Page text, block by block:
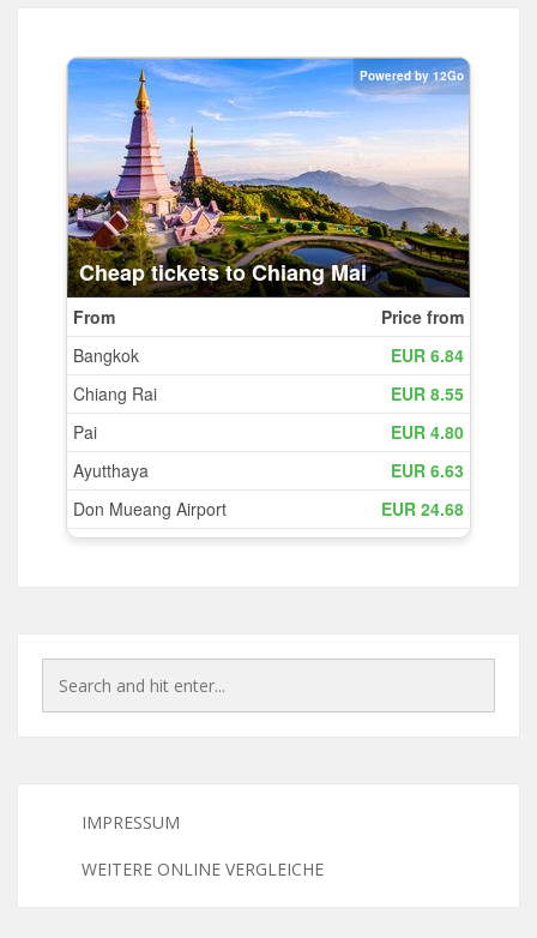
IMPRESSUM
WEITERE ONLINE VERGLEICHE